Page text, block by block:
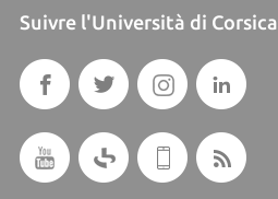
Suivre l'Università di Corsica